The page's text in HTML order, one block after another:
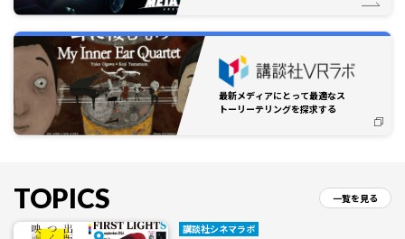
最新メディアにとって最適なス
トーリーテリングを探求する
TOPICS 一覧を見る
講談社シネマラボ